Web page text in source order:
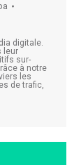
digitale.
leur
sur-
à notre
les
de trafic,